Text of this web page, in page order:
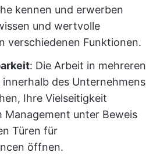
kennen und erwerben
und wertvolle
verschiedenen Funktionen.
: Die Arbeit in mehreren
innerhalb des Unternehmens
Ihre Vielseitigkeit
Management unter Beweis
Türen für
öffnen.